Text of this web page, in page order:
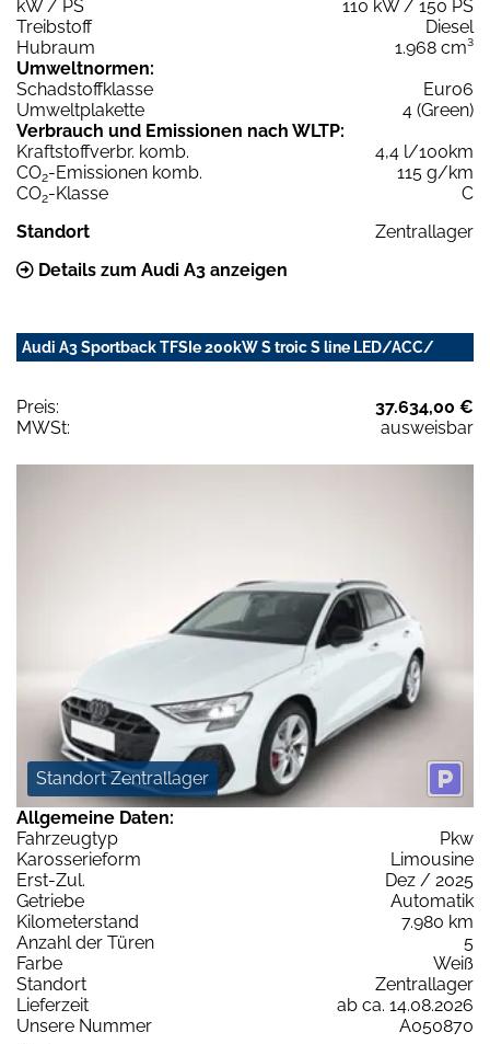
kW / PS
110 kW / 150 PS
Treibstoff
Diesel
Hubraum
1.968 cm³
Umweltnormen:
Schadstoffklasse
Euro6
Umweltplakette
4 (Green)
Verbrauch und Emissionen nach WLTP:
Kraftstoffverbr. komb.
4,4 l/100km
CO2-Emissionen komb.
115 g/km
CO2-Klasse
C
Standort
Zentrallager
Details zum Audi A3 anzeigen
Audi A3 Sportback TFSIe 200kW S troic S line LED/ACC/
Preis:
37.634,00 €
MWSt:
ausweisbar
Standort Zentrallager
Allgemeine Daten:
Fahrzeugtyp
Pkw
Karosserieform
Limousine
Erst-Zul.
Dez / 2025
Getriebe
Automatik
Kilometerstand
7.980 km
Anzahl der Türen
5
Farbe
Weiß
Standort
Zentrallager
Lieferzeit
ab ca. 14.08.2026
Unsere Nummer
A050870